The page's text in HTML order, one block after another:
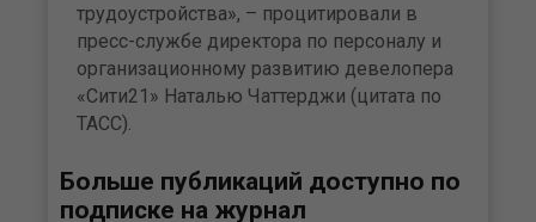
трудоустройства», – процитировали в
пресс-службе директора по персоналу и
организационному развитию девелопера
«Сити21» Наталью Чаттерджи (цитата по
ТАСС).
Больше публикаций доступно по
подписке на журнал